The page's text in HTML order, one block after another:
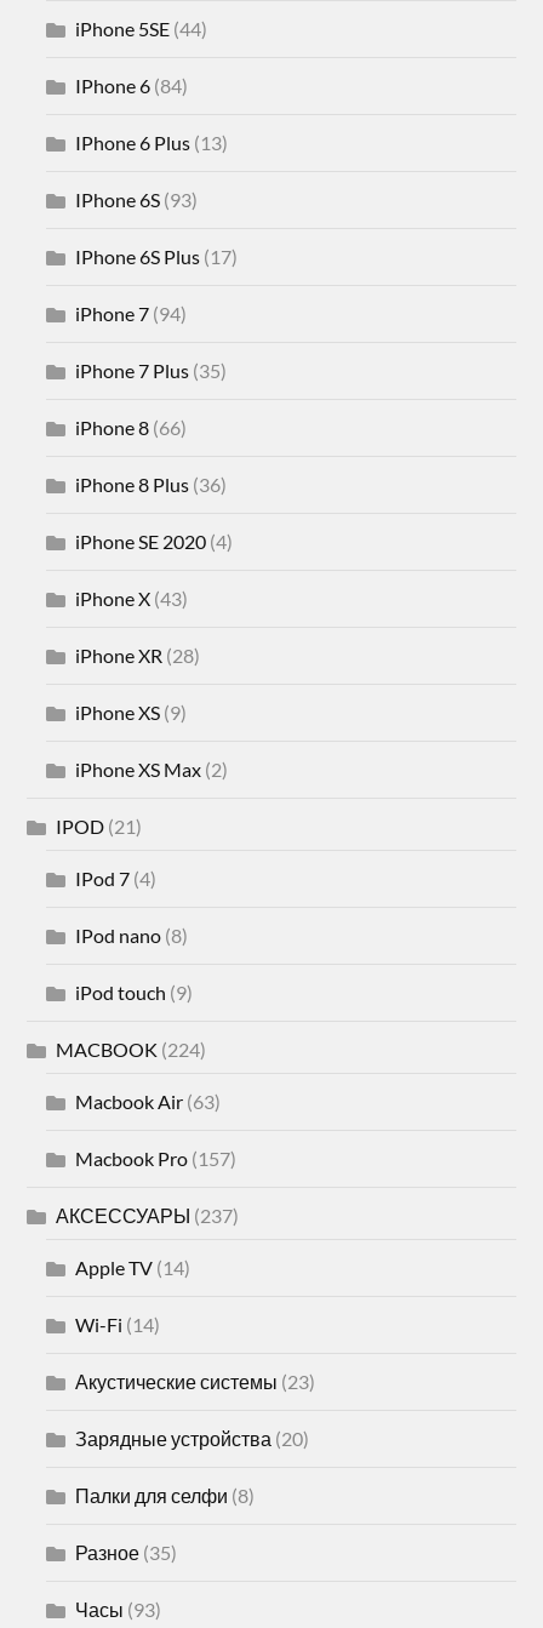
iPhone 5SE (44)
IPhone 6 (84)
IPhone 6 Plus (13)
IPhone 6S (93)
IPhone 6S Plus (17)
iPhone 7 (94)
iPhone 7 Plus (35)
iPhone 8 (66)
iPhone 8 Plus (36)
iPhone SE 2020 (4)
iPhone X (43)
iPhone XR (28)
iPhone XS (9)
iPhone XS Max (2)
IPOD (21)
IPod 7 (4)
IPod nano (8)
iPod touch (9)
MACBOOK (224)
Macbook Air (63)
Macbook Pro (157)
АКСЕССУАРЫ (237)
Apple TV (14)
Wi-Fi (14)
Акустические системы (23)
Зарядные устройства (20)
Палки для селфи (8)
Разное (35)
Часы (93)